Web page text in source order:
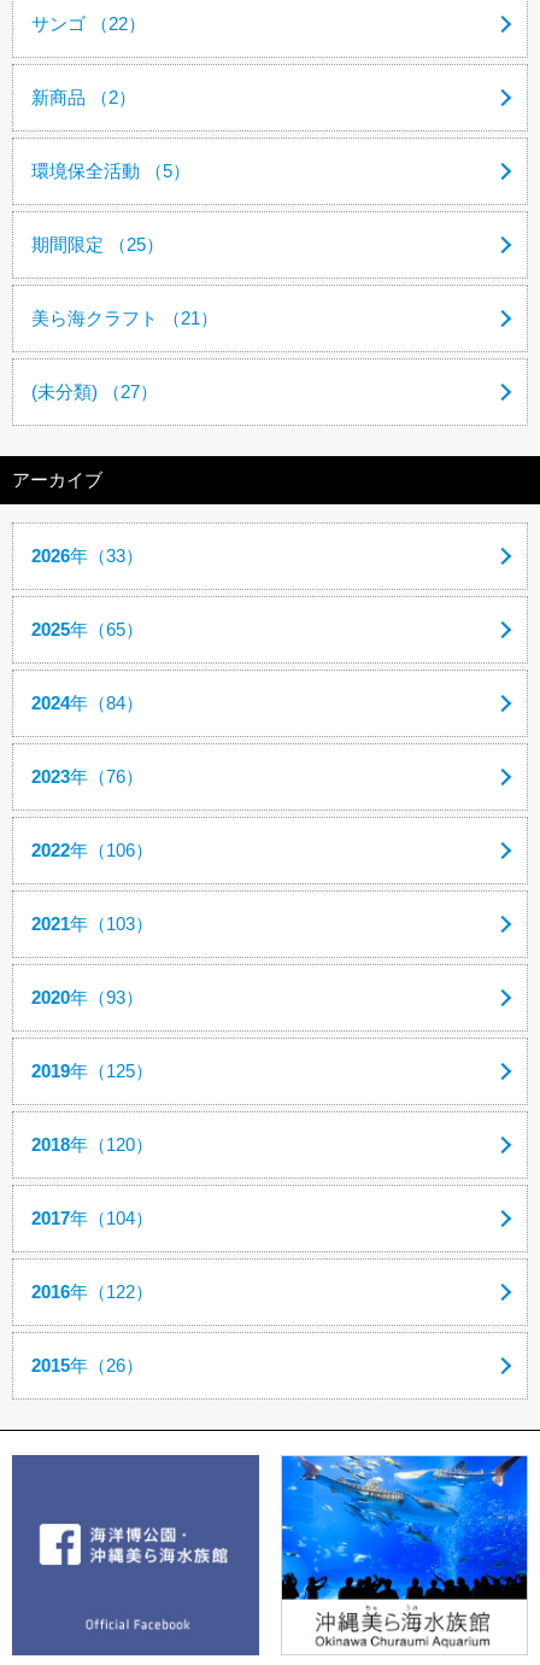
サンゴ （22）
新商品 （2）
環境保全活動 （5）
期間限定 （25）
美ら海クラフト （21）
(未分類) （27）
アーカイブ
2026年（33）
2025年（65）
2024年（84）
2023年（76）
2022年（106）
2021年（103）
2020年（93）
2019年（125）
2018年（120）
2017年（104）
2016年（122）
2015年（26）